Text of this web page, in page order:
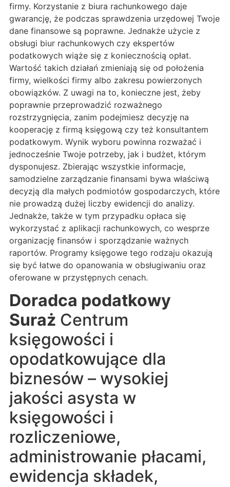
firmy. Korzystanie z biura rachunkowego daje
gwarancję, że podczas sprawdzenia urzędowej Twoje
dane finansowe są poprawne. Jednakże użycie z
obsługi biur rachunkowych czy ekspertów
podatkowych wiąże się z koniecznością opłat.
Wartość takich działań zmieniają się od położenia
firmy, wielkości firmy albo zakresu powierzonych
obowiązków. Z uwagi na to, konieczne jest, żeby
poprawnie przeprowadzić rozważnego
rozstrzygnięcia, zanim podejmiesz decyzję na
kooperację z firmą księgową czy też konsultantem
podatkowym. Wynik wyboru powinna rozważać i
jednocześnie Twoje potrzeby, jak i budżet, którym
dysponujesz. Zbierając wszystkie informacje,
samodzielne zarządzanie finansami bywa właściwą
decyzją dla małych podmiotów gospodarczych, które
nie prowadzą dużej liczby ewidencji do analizy.
Jednakże, także w tym przypadku opłaca się
wykorzystać z aplikacji rachunkowych, co wesprze
organizację finansów i sporządzanie ważnych
raportów. Programy księgowe tego rodzaju okazują
się być łatwe do opanowania w obsługiwaniu oraz
oferowane w przystępnych cenach.
Doradca podatkowy
Suraż Centrum
księgowości i
opodatkowujące dla
biznesów – wysokiej
jakości asysta w
księgowości i
rozliczeniowe,
administrowanie płacami,
ewidencja składek,